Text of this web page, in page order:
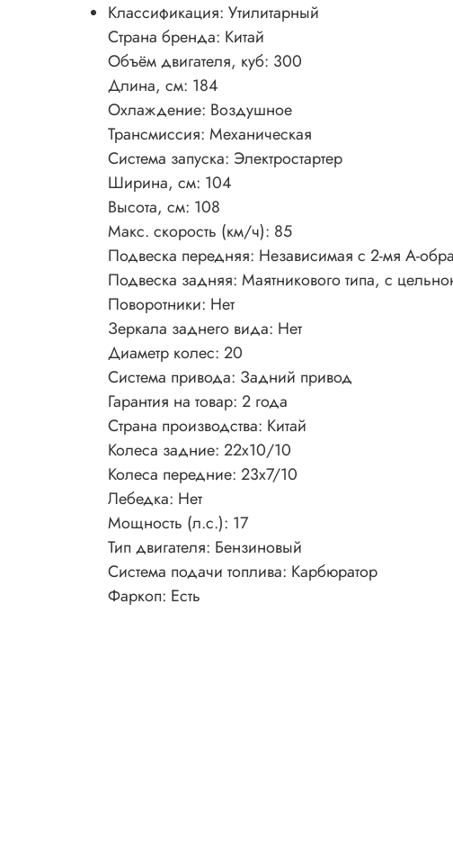
Классификация: Утилитарный
Страна бренда: Китай
Объём двигателя, куб: 300
Длина, см: 184
Охлаждение: Воздушное
Трансмиссия: Механическая
Система запуска: Электростартер
Ширина, см: 104
Высота, см: 108
Макс. скорость (км/ч): 85
Подвеска передняя: Независимая с 2-мя A-
Подвеска задняя: Маятникового типа, с
Поворотники: Нет
Зеркала заднего вида: Нет
Диаметр колес: 20
Система привода: Задний привод
Гарантия на товар: 2 года
Страна производства: Китай
Колеса задние: 22x10/10
Колеса передние: 23x7/10
Лебедка: Нет
Мощность (л.с.): 17
Тип двигателя: Бензиновый
Система подачи топлива: Карбюратор
Фаркоп: Есть